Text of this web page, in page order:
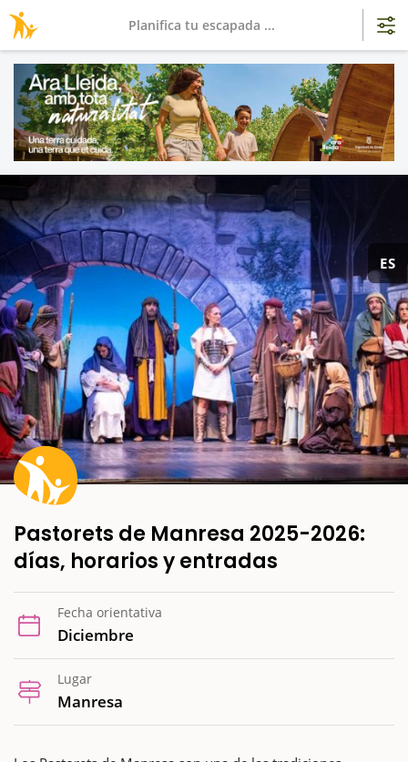
ES
Pastorets de Manresa 2025-2026:
días, horarios y entradas
Fecha orientativa
Diciembre
Lugar
Manresa
Planifica tu escapada ...